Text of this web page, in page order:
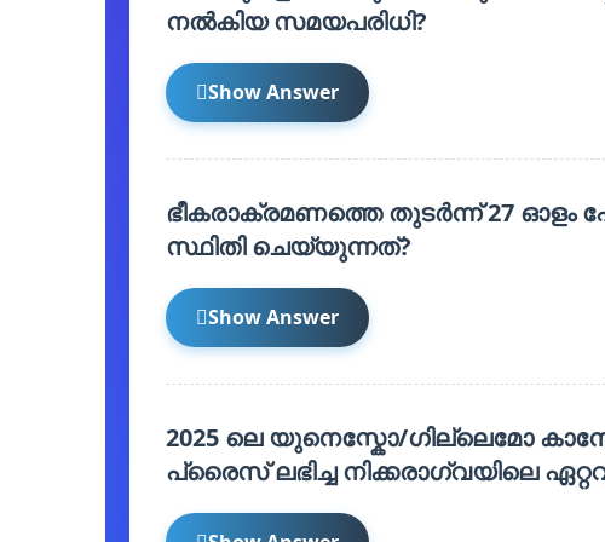
നൽകിയ സമയപരിധി?
Show Answer
ഭീകരാക്രമണത്തെ തുടർന്ന് 27 ഓളം
സ്ഥിതി ചെയ്യുന്നത്?
Show Answer
2025 ലെ യുനെസ്കോ/ഗില്ലെമോ
പ്രൈസ് ലഭിച്ച നിക്കരാഗ്വയിലെ